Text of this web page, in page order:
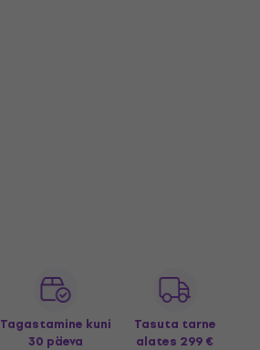
Tagastamine kuni
30 päeva
Tasuta tarne
alates 299 €